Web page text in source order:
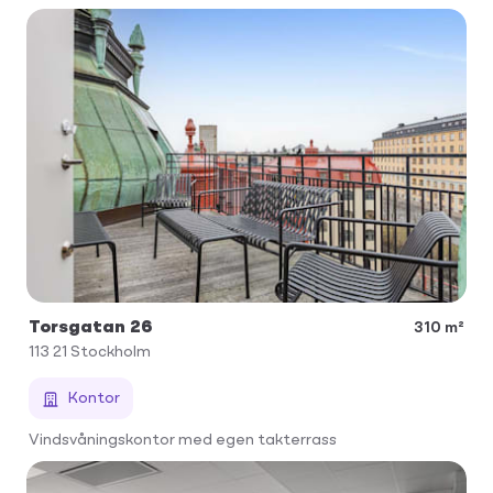
Torsgatan 26
310 m²
113 21 Stockholm
Kontor
Vindsvåningskontor med egen takterrass